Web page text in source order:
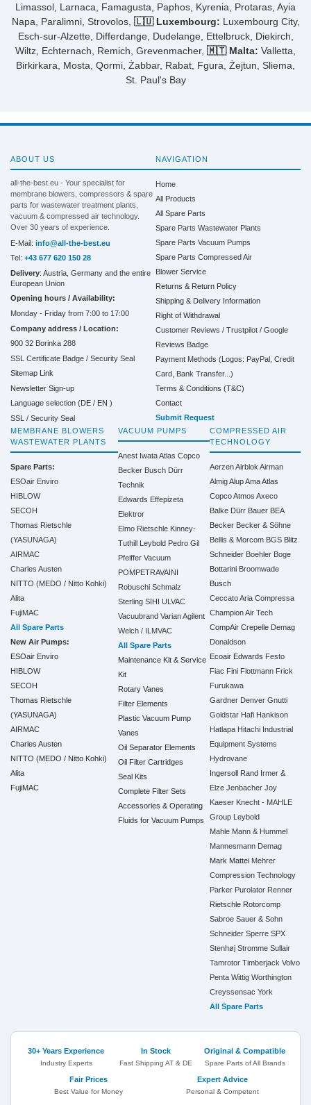
Limassol, Larnaca, Famagusta, Paphos, Kyrenia, Protaras, Ayia
Napa, Paralimni, Strovolos, 🇱🇺 Luxembourg: Luxembourg City,
Esch-sur-Alzette, Differdange, Dudelange, Ettelbruck, Diekirch,
Wiltz, Echternach, Remich, Grevenmacher, 🇲🇹 Malta: Valletta,
Birkirkara, Mosta, Qormi, Żabbar, Rabat, Fgura, Żejtun, Sliema,
St. Paul's Bay
ABOUT US
all-the-best.eu - Your specialist for
membrane blowers, compressors & spare
parts for wastewater treatment plants,
vacuum & compressed air technology.
Over 30 years of experience.
E-Mail: info@all-the-best.eu
Tel: +43 677 620 150 28
Delivery: Austria, Germany and the entire
European Union
Opening hours / Availability:
Monday - Friday from 7:00 to 17:00
Company address / Location:
900 32 Borinka 288
SSL Certificate Badge / Security Seal
Sitemap Link
Newsletter Sign-up
Language selection (DE / EN )
SSL / Security Seal
NAVIGATION
Home
All Products
All Spare Parts
Spare Parts Wastewater Plants
Spare Parts Vacuum Pumps
Spare Parts Compressed Air
Blower Service
Returns & Return Policy
Shipping & Delivery Information
Right of Withdrawal
Customer Reviews / Trustpilot / Google
Reviews Badge
Payment Methods (Logos: PayPal, Credit
Card, Bank Transfer...)
Terms & Conditions (T&C)
Contact
Submit Request
MEMBRANE BLOWERS
WASTEWATER PLANTS
Spare Parts:
ESOair Enviro
HIBLOW
SECOH
Thomas Rietschle
(YASUNAGA)
AIRMAC
Charles Austen
NITTO (MEDO / Nitto Kohki)
Alita
FujiMAC
All Spare Parts
New Air Pumps:
ESOair Enviro
HIBLOW
SECOH
Thomas Rietschle
(YASUNAGA)
AIRMAC
Charles Austen
NITTO (MEDO / Nitto Kohki)
Alita
FujiMAC
VACUUM PUMPS
Anest IwataAtlas Copco
Becker Busch Dürr
Technik
Edwards Effepizeta
Elektror
Elmo Rietschle Kinney-
Tuthill Leybold Pedro Gil
Pfeiffer Vacuum
POMPETRAVAINI
Robuschi Schmalz
Sterling SIHI ULVAC
Vacuubrand Varian Agilent
Welch / ILMVAC
All Spare Parts
Maintenance Kit & Service
Kit
Rotary Vanes
Filter Elements
Plastic Vacuum Pump
Vanes
Oil Separator Elements
Oil Filter Cartridges
Seal Kits
Complete Filter Sets
Accessories & Operating
Fluids for Vacuum Pumps
COMPRESSED AIR
TECHNOLOGY
AerzenAirblok Airman
Almig Alup Ama Atlas
Copco Atmos Axeco
Balke Dürr Bauer BEA
Becker Becker & Söhne
Bellis & Morcom BGS Blitz
Schneider Boehler Boge
Bottarini Broomwade
Busch
Ceccato Aria Compressa
Champion Air Tech
CompAir Crepelle Demag
Donaldson
Ecoair Edwards Festo
Fiac Fini Flottmann Frick
Furukawa
Gardner Denver Gnutti
Goldstar Hafi Hankison
Hatlapa Hitachi Industrial
Equipment Systems
Hydrovane
Ingersoll Rand Irmer &
Elze Jenbacher Joy
Kaeser Knecht - MAHLE
Group Leybold
Mahle Mann & Hummel
Mannesmann Demag
Mark Mattei Mehrer
Compression Technology
Parker Purolator Renner
Rietschle Rotorcomp
Sabroe Sauer & Sohn
Schneider Sperre SPX
Stenhøj Stromme Sullair
Tamrotor Timberjack Volvo
Penta Wittig Worthington
Creyssensac York
All Spare Parts
30+ Years Experience
Industry Experts
In Stock
Fast Shipping AT & DE
Original & Compatible
Spare Parts of All Brands
Fair Prices
Best Value for Money
Expert Advice
Personal & Competent